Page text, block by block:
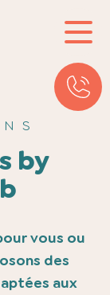
by
vous ou
des
aux